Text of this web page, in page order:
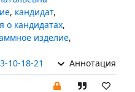
, кандидат,
о кандидатах,
изделие,
10-18-21 Аннотация